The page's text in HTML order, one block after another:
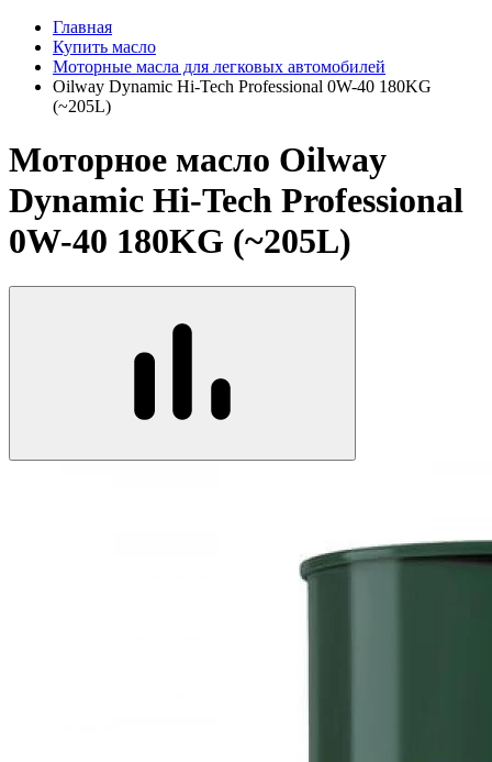
Главная
Купить масло
Моторные масла для легковых автомобилей
Oilway Dynamic Hi-Tech Professional 0W-40 180KG
(~205L)
Моторное масло Oilway
Dynamic Hi-Tech Professional
0W-40 180KG (~205L)